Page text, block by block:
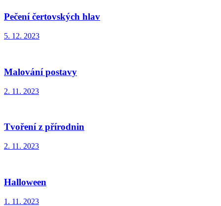
Pečení čertovských hlav
5. 12. 2023
Malování postavy
2. 11. 2023
Tvoření z přírodnin
2. 11. 2023
Halloween
1. 11. 2023